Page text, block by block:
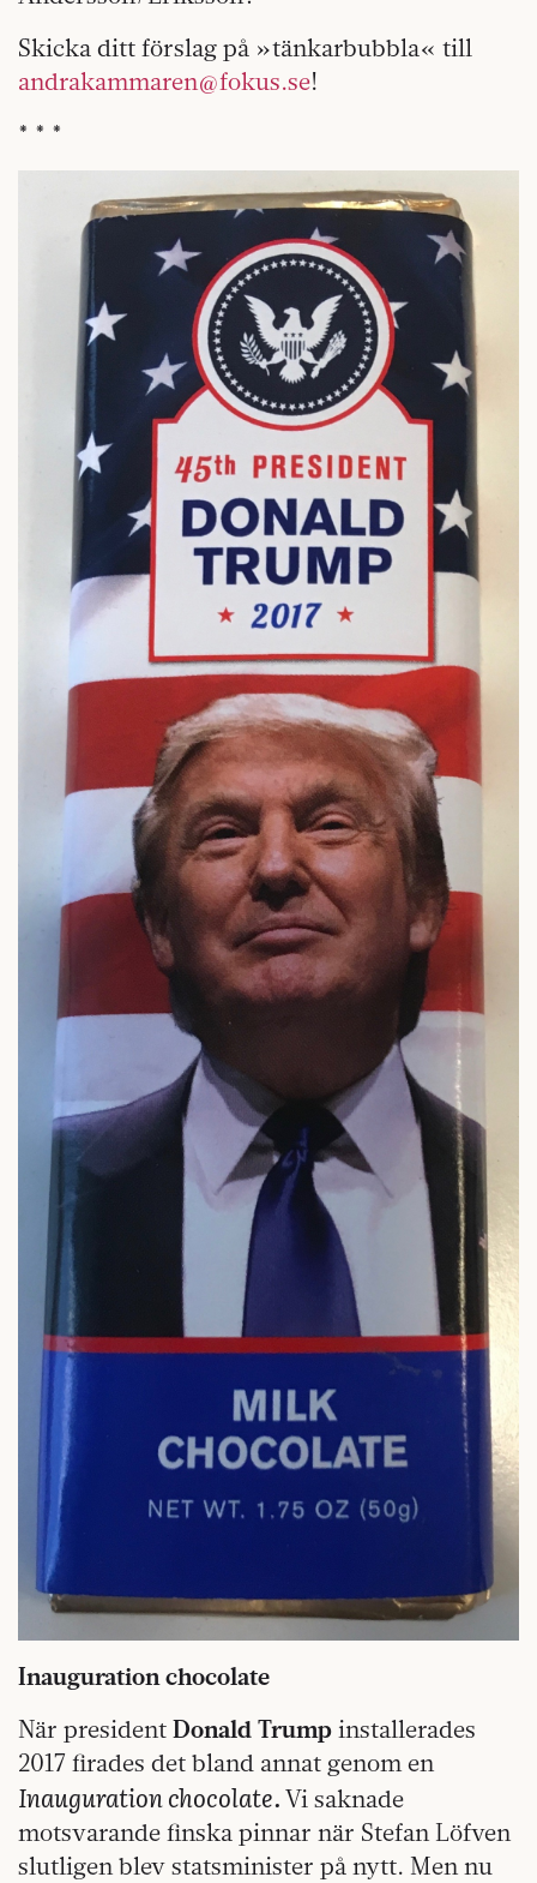
Skicka ditt förslag på »tänkarbubbla« till
andrakammaren@fokus.se!
* * *
Inauguration chocolate
När president Donald Trump installerades
2017 firades det bland annat genom en
Inauguration chocolate. Vi saknade
motsvarande finska pinnar när Stefan Löfven
slutligen blev statsminister på nytt. Men nu